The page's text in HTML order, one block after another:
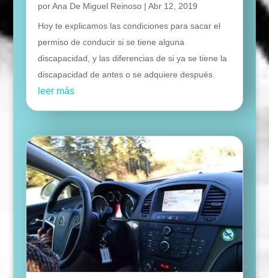
porAna De Miguel Reinoso| Abr 12, 2019
Hoy te explicamos las condiciones para sacar el
permiso de conducir si se tiene alguna
discapacidad, y las diferencias de si ya se tiene la
discapacidad de antes o se adquiere después.
leer más